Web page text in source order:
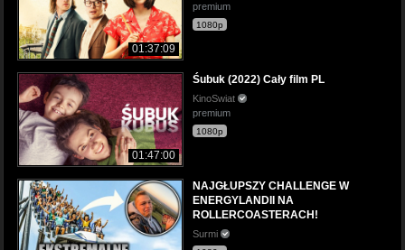
01:37:09
premium
1080p
01:47:00
Śubuk (2022) Cały film PL
KinoSwiat
premium
1080p
NAJGŁUPSZY CHALLENGE W
ENERGYLANDII NA
ROLLERCOASTERACH!
Surmi